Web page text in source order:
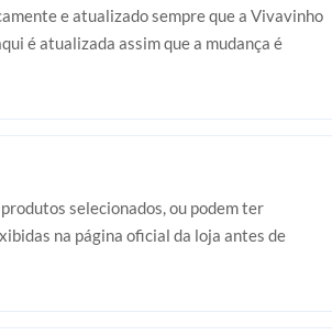
e atualizado sempre que a Vivavinho
é atualizada assim que a mudança é
selecionados, ou podem ter
na página oficial da loja antes de